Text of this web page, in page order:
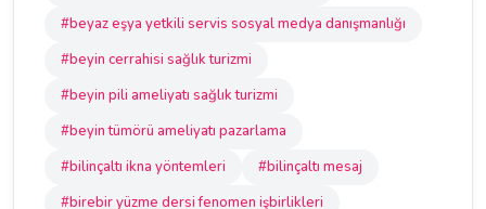
#beyaz eşya yetkili servis sosyal medya danışmanlığı
#beyin cerrahisi sağlık turizmi
#beyin pili ameliyatı sağlık turizmi
#beyin tümörü ameliyatı pazarlama
#bilinçaltı ikna yöntemleri
#bilinçaltı mesaj
#birebir yüzme dersi fenomen işbirlikleri